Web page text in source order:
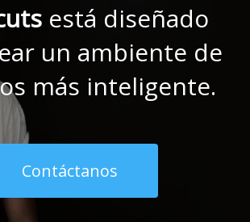
está diseñado
un ambiente de
más inteligente.
Contáctanos